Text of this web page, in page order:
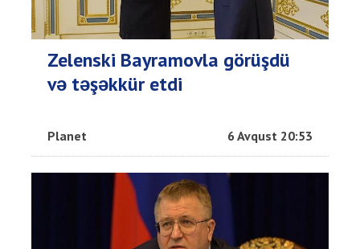
Zelenski Bayramovla görüşdü
və təşəkkür etdi
Planet 6 Avqust 20:53